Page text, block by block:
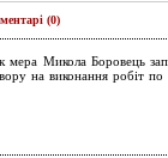
(0)
мера Микола Боровець
на виконання робіт по